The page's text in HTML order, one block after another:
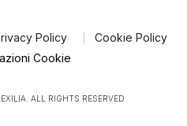
Policy
Cookie Policy
Cookie
ALL RIGHTS RESERVED